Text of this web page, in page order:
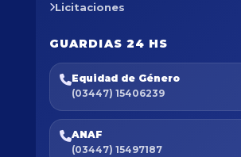
Licitaciones
GUARDIAS 24 HS
Equidad de Género
(03447) 15406239
ANAF
(03447) 15497187